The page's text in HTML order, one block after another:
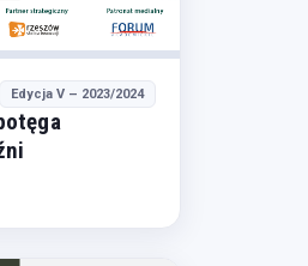
Edycja V – 2023/2024